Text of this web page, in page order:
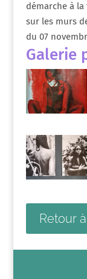
démarche à
sur les murs
du 07
Galerie
Retour